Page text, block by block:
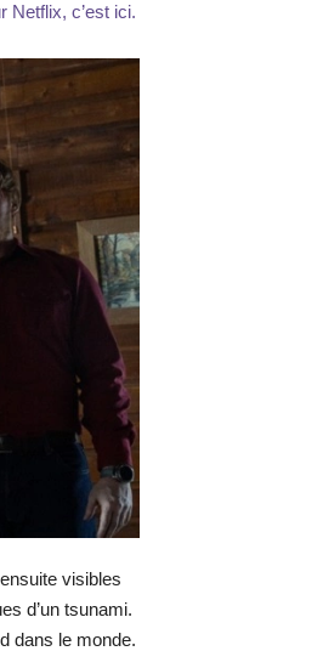
Netflix, c’est ici.
visibles
d’un tsunami.
dans le monde.